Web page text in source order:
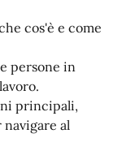
cos'è e come
persone in
principali,
al